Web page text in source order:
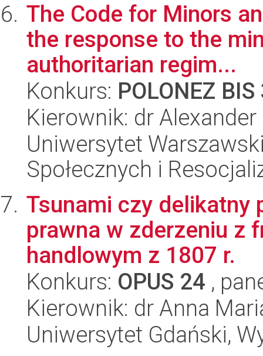
The Code for Minors
the response to the
authoritarian regim...
Konkurs: POLONEZ BIS
Kierownik: dr
Uniwersytet
Społecznych i
Tsunami czy delikatny
prawna w zderzeniu z
handlowym z 1807 r.
Konkurs: OPUS 24 ,
Kierownik: dr Anna
Uniwersytet Gdański,